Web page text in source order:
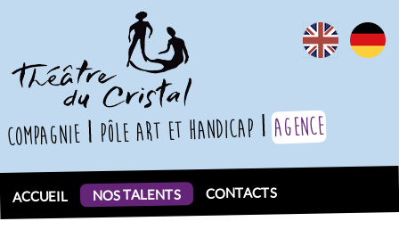
compagnie pôle art et handicap agence
ACCUEIL NOS TALENTS CONTACTS